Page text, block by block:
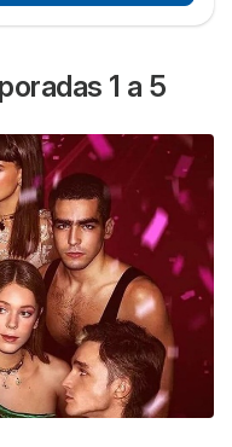
1 a 5